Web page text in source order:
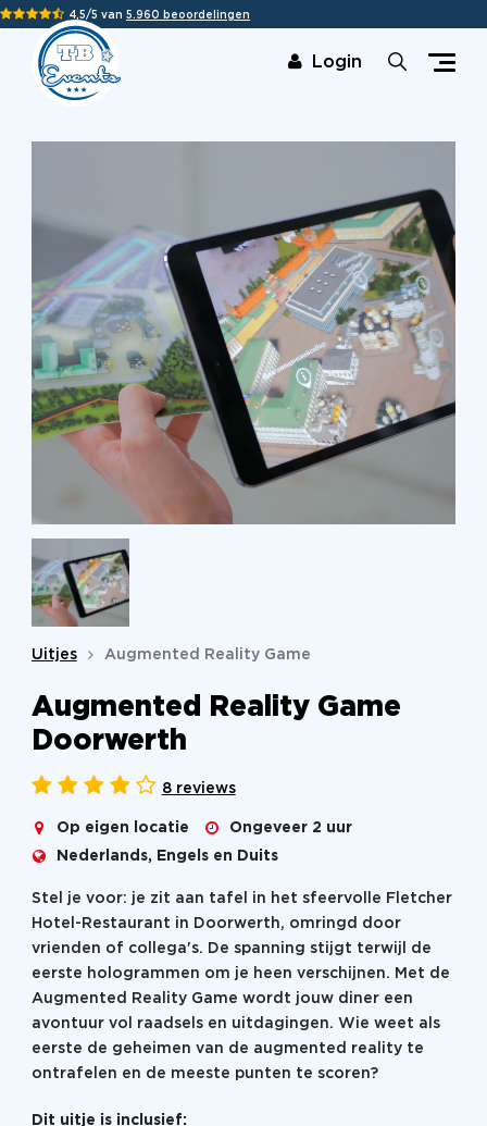
4,5/5 van 5.960 beoordelingen
Login
Uitjes Augmented Reality Game
Augmented Reality Game
Doorwerth
8 reviews
Op eigen locatie Ongeveer 2 uur
Nederlands, Engels en Duits
Stel je voor: je zit aan tafel in het sfeervolle Fletcher
Hotel-Restaurant in Doorwerth, omringd door
vrienden of collega's. De spanning stijgt terwijl de
eerste hologrammen om je heen verschijnen. Met de
Augmented Reality Game wordt jouw diner een
avontuur vol raadsels en uitdagingen. Wie weet als
eerste de geheimen van de augmented reality te
ontrafelen en de meeste punten te scoren?
Dit uitje is inclusief: